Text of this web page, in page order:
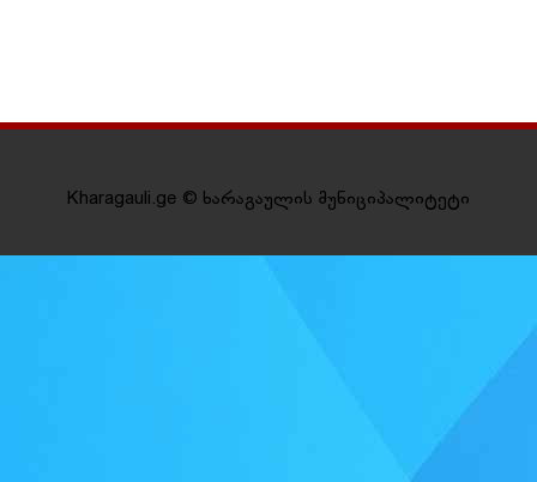
Kharagauli.ge © ხარაგაულის მუნიციპალიტეტი